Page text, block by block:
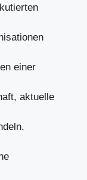
einer
aktuelle